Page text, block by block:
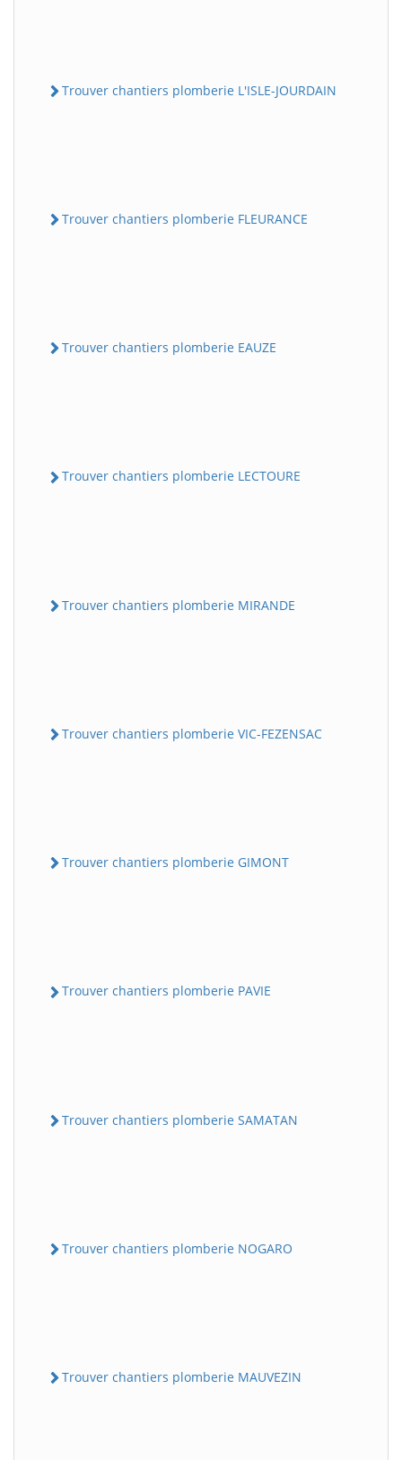
Trouver chantiers plomberie L'ISLE-JOURDAIN
Trouver chantiers plomberie FLEURANCE
Trouver chantiers plomberie EAUZE
Trouver chantiers plomberie LECTOURE
Trouver chantiers plomberie MIRANDE
Trouver chantiers plomberie VIC-FEZENSAC
Trouver chantiers plomberie GIMONT
Trouver chantiers plomberie PAVIE
Trouver chantiers plomberie SAMATAN
Trouver chantiers plomberie NOGARO
Trouver chantiers plomberie MAUVEZIN